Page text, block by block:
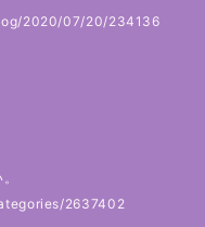
2020/07/20/234136
2637402